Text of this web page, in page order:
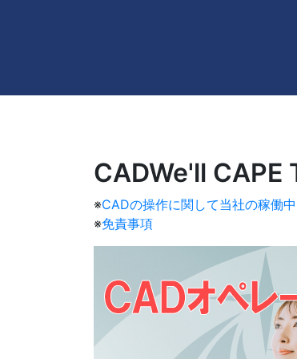
CADWe'll CAPE
※CADの操作に関して当社の稼働
※免責事項